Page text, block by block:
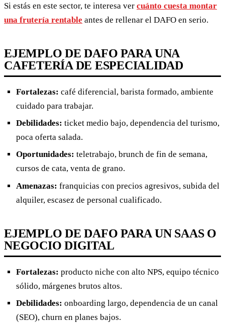
Si estás en este sector, te interesa ver cuánto cuesta montar
una frutería rentable antes de rellenar el DAFO en serio.
EJEMPLO DE DAFO PARA UNA
CAFETERÍA DE ESPECIALIDAD
Fortalezas: café diferencial, barista formado, ambiente
cuidado para trabajar.
Debilidades: ticket medio bajo, dependencia del turismo,
poca oferta salada.
Oportunidades: teletrabajo, brunch de fin de semana,
cursos de cata, venta de grano.
Amenazas: franquicias con precios agresivos, subida del
alquiler, escasez de personal cualificado.
EJEMPLO DE DAFO PARA UN SAAS O
NEGOCIO DIGITAL
Fortalezas: producto niche con alto NPS, equipo técnico
sólido, márgenes brutos altos.
Debilidades: onboarding largo, dependencia de un canal
(SEO), churn en planes bajos.